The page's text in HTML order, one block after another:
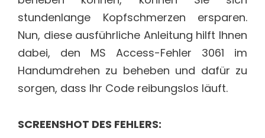
stundenlange Kopfschmerzen ersparen.
Nun, diese ausführliche Anleitung hilft Ihnen
dabei, den MS Access-Fehler 3061 im
Handumdrehen zu beheben und dafür zu
sorgen, dass Ihr Code reibungslos läuft.
SCREENSHOT DES FEHLERS: